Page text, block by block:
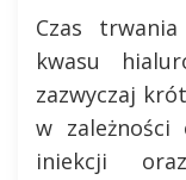
Czas
kwasu
zazwyczaj
w zależności
iniekcji